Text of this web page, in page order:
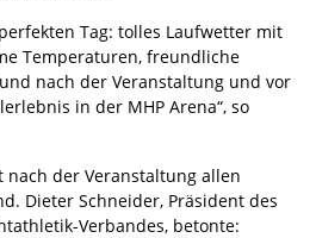
Tag: tolles Laufwetter mit
Temperaturen, freundliche
nach der Veranstaltung und vor
in der MHP Arena“, so
nach der Veranstaltung allen
Dieter Schneider, Präsident des
Verbandes, betonte: